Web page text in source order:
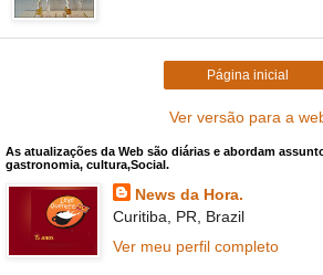
Página inicial
Ver versão para a
As atualizações da Web são diárias e abordam
gastronomia, cultura,Social.
News da Hora.
Curitiba, PR, Brazil
Ver meu perfil completo